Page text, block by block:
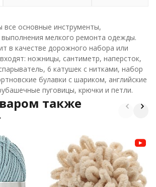
основные инструменты,
мелкого ремонта одежды.
в качестве дорожного набора или
ножницы, сантиметр, наперсток,
6 катушек с нитками, набор
булавки с шариком, английские
пуговицы, крючки и петли.
также